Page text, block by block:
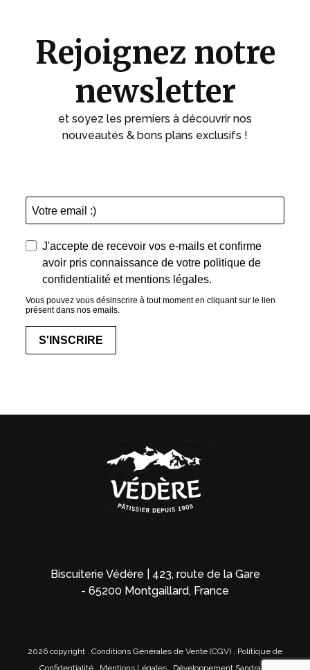
Rejoignez notre
newsletter
et soyez les premiers à découvrir nos
nouveautés & bons plans exclusifs !
J'accepte de recevoir vos e-mails et confirme
avoir pris connaissance de votre politique de
confidentialité et mentions légales.
Vous pouvez vous désinscrire à tout moment en cliquant sur le lien
présent dans nos emails.
S'INSCRIRE
Biscuiterie Védère | 423, route de la Gare
- 65200 Montgaillard, France
2026 copyright . Conditions Générales de Vente (CGV) . Politique de